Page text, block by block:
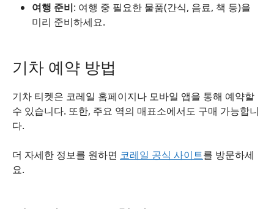
여행 준비: 여행 중 필요한 물품(간식, 음료, 책 등)을
미리 준비하세요.
기차 예약 방법
기차 티켓은 코레일 홈페이지나 모바일 앱을 통해 예약할
수 있습니다. 또한, 주요 역의 매표소에서도 구매 가능합니
다.
더 자세한 정보를 원하면 코레일 공식 사이트를 방문하세
요.